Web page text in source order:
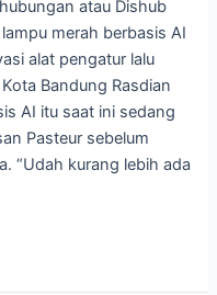
atau Dishub
merah berbasis AI
alat pengatur lalu
Bandung Rasdian
AI itu saat ini sedang
Pasteur sebelum
“Udah kurang lebih ada